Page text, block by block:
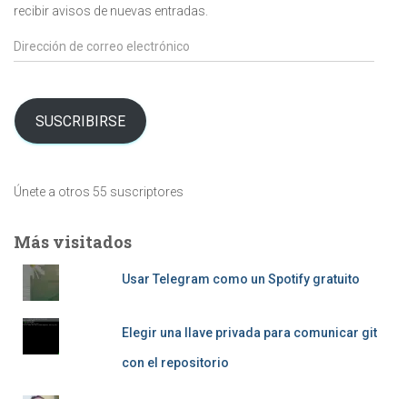
recibir avisos de nuevas entradas.
Dirección
de
electrónico
SUSCRIBIRSE
Únete a otros 55 suscriptores
Más visitados
Usar Telegram como un Spotify gratuito
Elegir una llave privada para comunicar git
con el repositorio